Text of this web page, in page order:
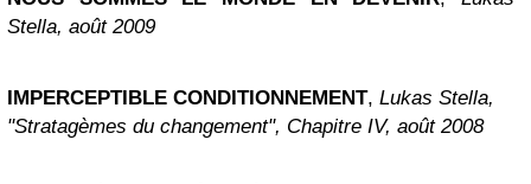
Stella, août 2009
IMPERCEPTIBLE CONDITIONNEMENT, Lukas Stella,
"Stratagèmes du changement", Chapitre IV, août 2008